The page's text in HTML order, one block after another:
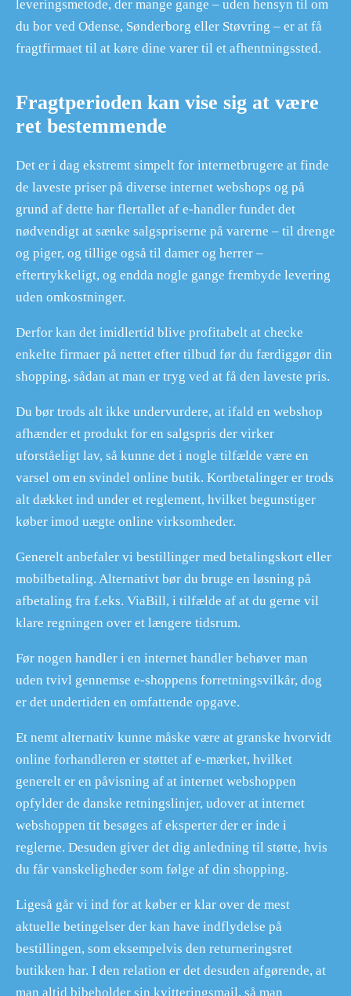
leveringsmetode, der mange gange – uden hensyn til om
du bor ved Odense, Sønderborg eller Støvring – er at få
fragtfirmaet til at køre dine varer til et afhentningssted.
Fragtperioden kan vise sig at være
ret bestemmende
Det er i dag ekstremt simpelt for internetbrugere at finde
de laveste priser på diverse internet webshops og på
grund af dette har flertallet af e-handler fundet det
nødvendigt at sænke salgspriserne på varerne – til drenge
og piger, og tillige også til damer og herrer –
eftertrykkeligt, og endda nogle gange frembyde levering
uden omkostninger.
Derfor kan det imidlertid blive profitabelt at checke
enkelte firmaer på nettet efter tilbud før du færdiggør din
shopping, sådan at man er tryg ved at få den laveste pris.
Du bør trods alt ikke undervurdere, at ifald en webshop
afhænder et produkt for en salgspris der virker
uforståeligt lav, så kunne det i nogle tilfælde være en
varsel om en svindel online butik. Kortbetalinger er trods
alt dækket ind under et reglement, hvilket begunstiger
køber imod uægte online virksomheder.
Generelt anbefaler vi bestillinger med betalingskort eller
mobilbetaling. Alternativt bør du bruge en løsning på
afbetaling fra f.eks. ViaBill, i tilfælde af at du gerne vil
klare regningen over et længere tidsrum.
Før nogen handler i en internet handler behøver man
uden tvivl gennemse e-shoppens forretningsvilkår, dog
er det undertiden en omfattende opgave.
Et nemt alternativ kunne måske være at granske hvorvidt
online forhandleren er støttet af e-mærket, hvilket
generelt er en påvisning af at internet webshoppen
opfylder de danske retningslinjer, udover at internet
webshoppen tit besøges af eksperter der er inde i
reglerne. Desuden giver det dig anledning til støtte, hvis
du får vanskeligheder som følge af din shopping.
Ligeså går vi ind for at køber er klar over de mest
aktuelle betingelser der kan have indflydelse på
bestillingen, som eksempelvis den returneringsret
butikken har. I den relation er det desuden afgørende, at
man altid bibeholder sin kvitteringsmail, så man